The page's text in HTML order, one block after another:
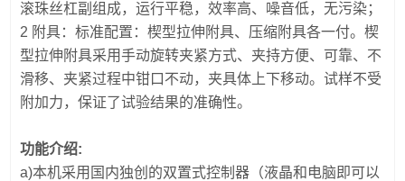
滚珠丝杠副组成，运行平稳，效率高、噪音低，无污染；
2 附具：标准配置：楔型拉伸附具、压缩附具各一付。楔
型拉伸附具采用手动旋转夹紧方式、夹持方便、可靠、不
滑移、夹紧过程中钳口不动，夹具体上下移动。试样不受
附加力，保证了试验结果的准确性。
功能介绍:
a)本机采用国内独创的双置式控制器（液晶和电脑即可以